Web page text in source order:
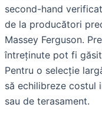
second-hand
de la producători
Massey Ferguson.
întreținute pot fi
Pentru o selecție
să echilibreze costul
sau de terasament.